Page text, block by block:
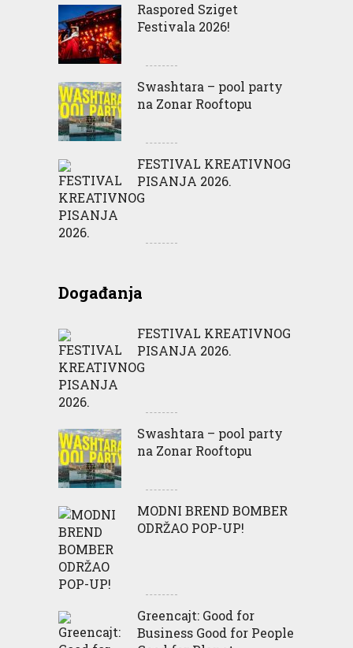
Raspored Sziget
Festivala 2026!
Swashtara – pool party
na Zonar Rooftopu
FESTIVAL KREATIVNOG
PISANJA 2026.
Događanja
FESTIVAL KREATIVNOG
PISANJA 2026.
Swashtara – pool party
na Zonar Rooftopu
MODNI BREND BOMBER
ODRŽAO POP-UP!
Greencajt: Good for
Business Good for People